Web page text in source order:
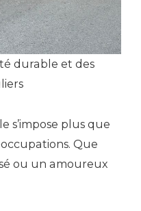
durable et des
s’impose plus que
Que
ou un amoureux